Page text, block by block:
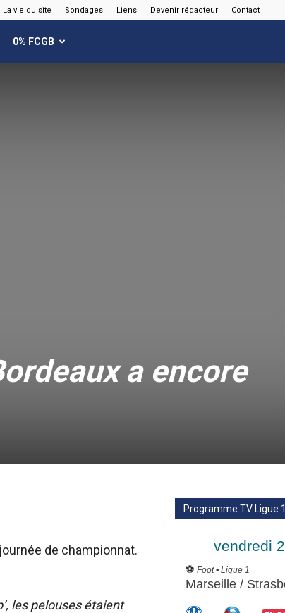
La vie du site Sondages Liens Devenir rédacteur Contact
0% FCGB
a encore
de championnat.
les pelouses étaient
Programme TV Ligue 1